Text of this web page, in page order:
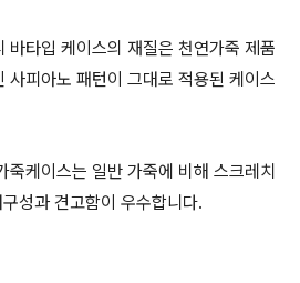
바타입 케이스의 재질은 천연가죽 제품
사피아노 패턴이 그대로 적용된 케이스
죽케이스는 일반 가죽에 비해 스크레치
성과 견고함이 우수합니다.